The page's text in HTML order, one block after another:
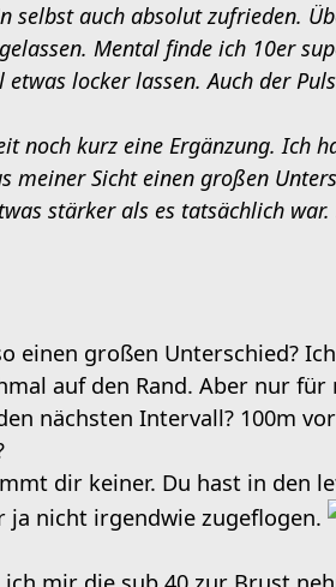
selbst auch absolut zufrieden.
Mental finde ich 10er
locker lassen. Auch der
noch kurz eine Ergänzung. Ich
meiner Sicht einen großen
stärker als es tatsächlich
einen großen Unterschied?
auf den Rand. Aber nur für
nächsten Intervall? 100m
dir keiner. Du hast in den
ja nicht irgendwie zugeflogen.